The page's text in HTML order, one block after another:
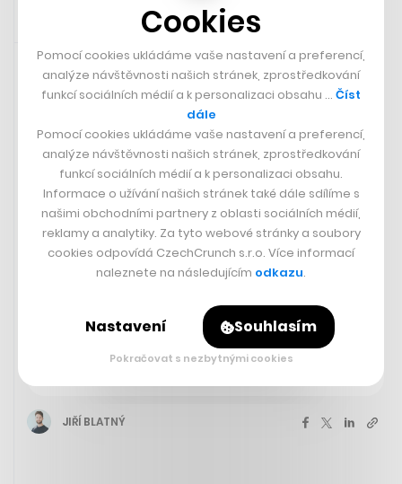
Místo odpovědí otazník. Webbův
vesmírný dalekohled vyfotil
vzdálené hvězdy a zachytil i
JIŘÍ BLATNÝ
Cookies
Pomocí cookies ukládáme vaše nastavení a preferencí,
analýze návštěvnosti našich stránek, zprostředkování
funkcí sociálních médií a k personalizaci obsahu … Číst
dále
Pomocí cookies ukládáme vaše nastavení a preferencí,
analýze návštěvnosti našich stránek, zprostředkování
funkcí sociálních médií a k personalizaci obsahu.
Informace o užívání našich stránek také dále sdílíme s
našimi obchodními partnery z oblasti sociálních médií,
reklamy a analytiky. Za tyto webové stránky a soubory
cookies odpovídá CzechCrunch s.r.o. Více informací
naleznete na následujícím odkazu.
Nastavení Souhlasím
Pokračovat s nezbytnými cookies